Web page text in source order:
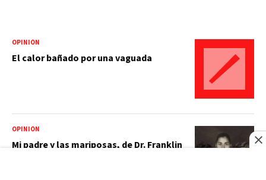
OPINIÓN
El calor bañado por una vaguada
OPINIÓN
Mi padre y las mariposas, de Dr. Franklin